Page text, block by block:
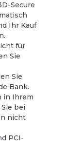
Secure
Ihr Kauf
für
Sie
Sie
Bank.
in Ihrem
bei
nicht
PCI-